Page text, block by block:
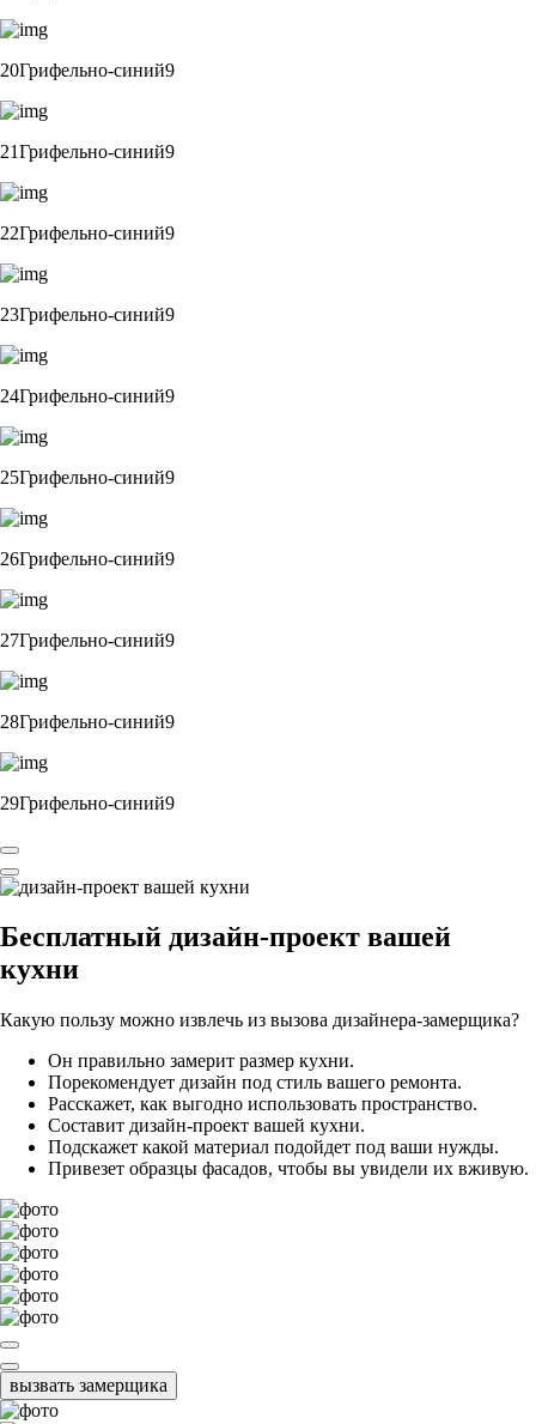
20Грифельно-синий9
21Грифельно-синий9
22Грифельно-синий9
23Грифельно-синий9
24Грифельно-синий9
25Грифельно-синий9
26Грифельно-синий9
27Грифельно-синий9
28Грифельно-синий9
29Грифельно-синий9
Бесплатный дизайн-проект вашей
кухни
Какую пользу можно извлечь из вызова дизайнера-замерщика?
Он правильно замерит размер кухни.
Порекомендует дизайн под стиль вашего ремонта.
Расскажет, как выгодно использовать пространство.
Составит дизайн-проект вашей кухни.
Подскажет какой материал подойдет под ваши нужды.
Привезет образцы фасадов, чтобы вы увидели их вживую.
вызвать замерщика